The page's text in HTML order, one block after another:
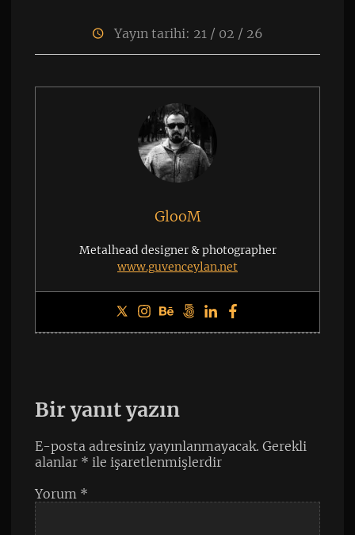
Yayın tarihi: 21 / 02 / 26
GlooM
Metalhead designer & photographer
www.guvenceylan.net
Bir yanıt yazın
E-posta adresiniz yayınlanmayacak. Gerekli
alanlar * ile işaretlenmişlerdir
Yorum *